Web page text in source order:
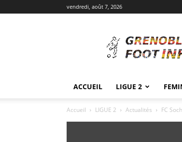
vendredi, août 7, 2026
Foot
Info
ACCUEIL LIGUE 2
Accueil LIGUE 2 Actualités FC